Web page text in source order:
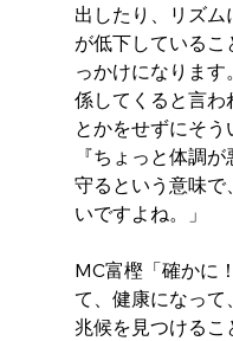
出したり、リズ
が低下しているこ
っかけになりま
係してくると言わ
とかをせずにそ
『ちょっと体調
守るという意味で
いですよね。」
MC富樫「確かに
て、健康になっ
兆候を見つける